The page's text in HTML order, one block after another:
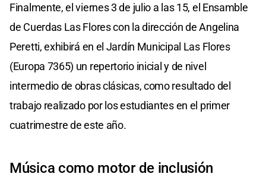
Finalmente, el viernes 3 de julio a las 15, el Ensamble
de Cuerdas Las Flores con la dirección de Angelina
Peretti, exhibirá en el Jardín Municipal Las Flores
(Europa 7365) un repertorio inicial y de nivel
intermedio de obras clásicas, como resultado del
trabajo realizado por los estudiantes en el primer
cuatrimestre de este año.
Música como motor de inclusión